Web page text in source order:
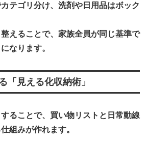
テゴリ分け、洗剤や日用品はボック
えることで、家族全員が同じ基準で
なります。
「見える化収納術」
ることで、 買い物リストと日常動線
組みが作れます。